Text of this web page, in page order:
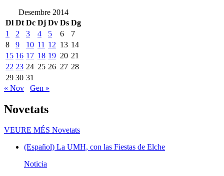
Desembre 2014
Dl Dt Dc Dj Dv Ds Dg
1
2 3 4 5 6
7
8
9 10 11 12 13 14
15 16 17 18 19 20 21
22 23 24 25 26 27 28
29 30 31
« Nov
Gen »
Novetats
VEURE MÉS Novetats
(Español) La UMH, con las Fiestas de Elche
Noticia